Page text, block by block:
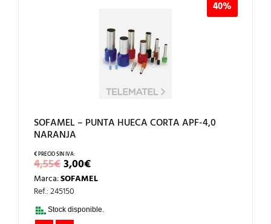
40%
SOFAMEL – PUNTA HUECA CORTA APF-4,0
NARANJA
4,55€EL
PRECIO
ORIGINAL
ERA:
4,55€.
3,00€EL
PRECIO
ACTUAL
3,00€.
Marca:SOFAMEL
Ref.: 245150
Stock disponible.